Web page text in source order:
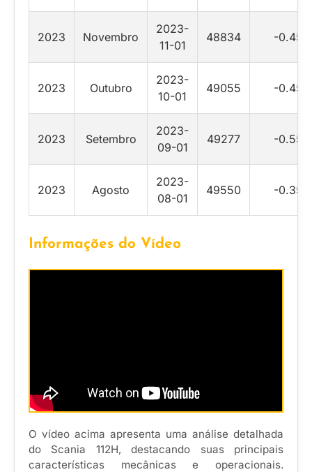
2023 Novembro
2023-
11-01
48834 -0.45
2023 Outubro
2023-
10-01
49055 -0.45
2023 Setembro
2023-
09-01
49277 -0.55
2023 Agosto
2023-
08-01
49550 -0.35
Informações do Vídeo
O vídeo acima apresenta uma análise detalhada
do Scania 112H, destacando suas principais
características mecânicas e operacionais.